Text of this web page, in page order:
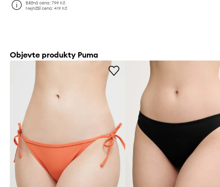
Běžná cena:799 Kč
Nejnižší cena:419 Kč
Objevte produkty Puma